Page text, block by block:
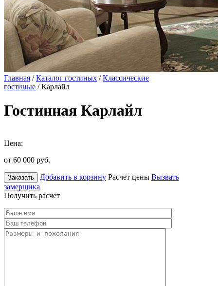
Главная /Каталог гостиных /Классические
гостиные / Карлайл
Гостинная Карлайл
Цена:
от 60 000 руб.
Заказать Добавить в корзину Расчет цены Вызвать
замерщика
Получить расчет